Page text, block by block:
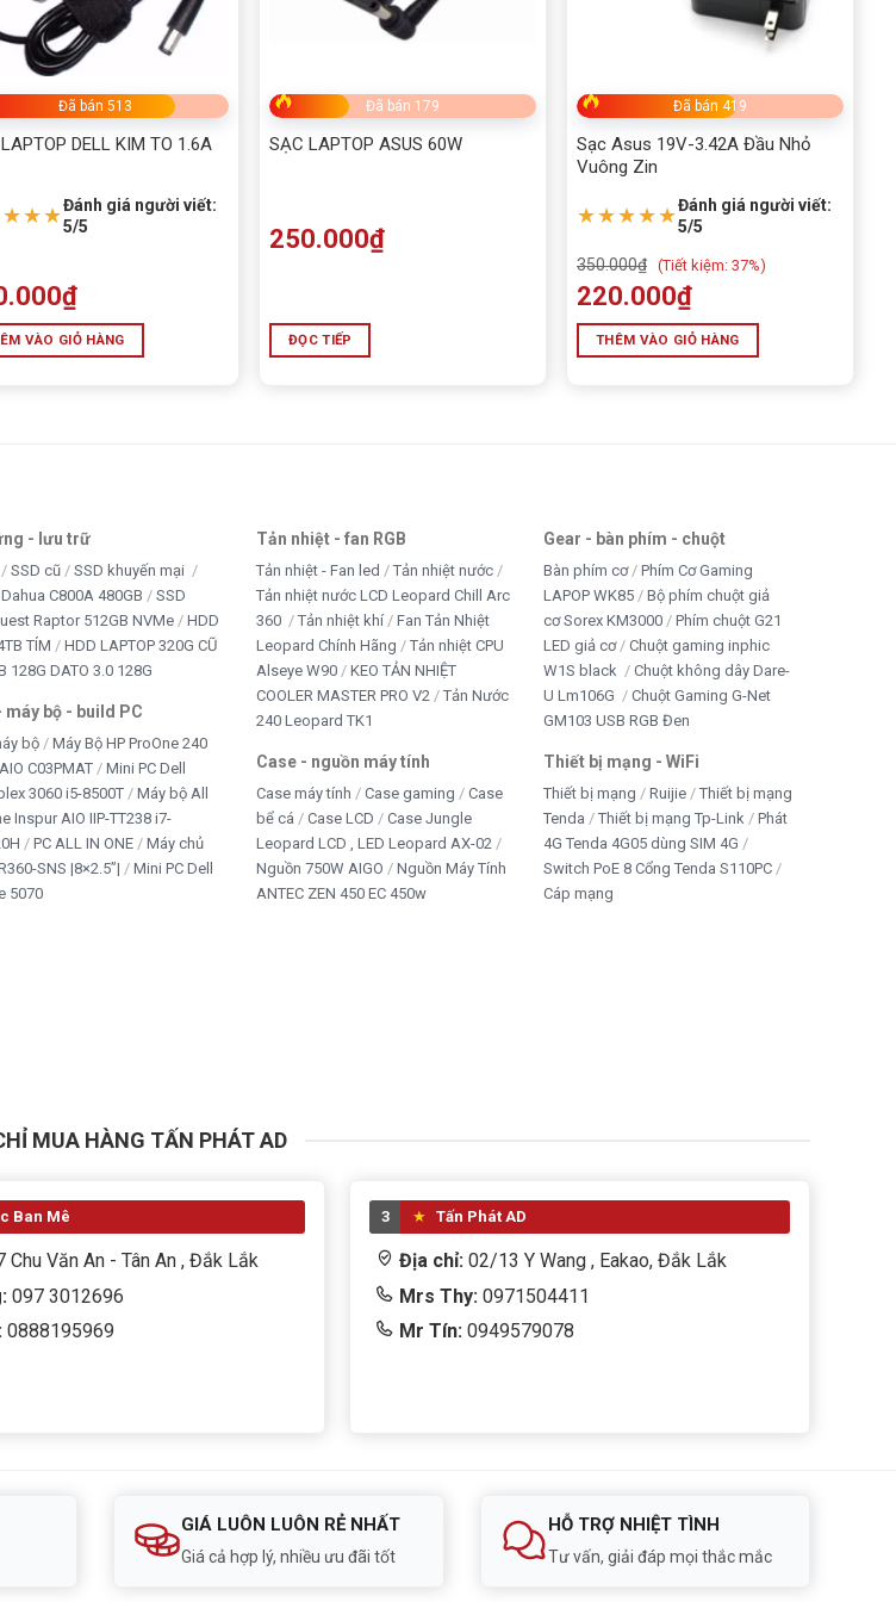
Đã bán 513
DELL KIM TO 1.6A
Đánh giá người viết:
5/5
₫
VÀO GIỎ HÀNG
Đã bán 179
SẠC LAPTOP ASUS 60W
250.000₫
ĐỌC TIẾP
Đã bán 419
Sạc Asus 19V-3.42A Đầu Nhỏ
Vuông Zin
★★★★★Đánh giá người viết:
5/5
350.000₫ (Tiết kiệm: 37%)
220.000₫
THÊM VÀO GIỎ HÀNG
- lưu trữ
SSD cũ
SSD khuyến mại
C800A 480GB
SSD
Raptor 512GB NVMe
HDD
TÍM
HDD LAPTOP 320G CŨ
128G DATO 3.0 128G
máy bộ - build PC
bộ
Máy Bộ HP ProOne 240
C03PMAT
Mini PC Dell
3060 i5-8500T
Máy bộ All
Inspur AIO IIP-TT238 i7-
PC ALL IN ONE Máy chủ
SNS |8×2.5”|
Mini PC Dell
5070
Tản nhiệt - fan RGB
Tản nhiệt - Fan led
Tản nhiệt nước
Tản nhiệt nước LCD Leopard Chill Arc
360
Tản nhiệt khí
Fan Tản Nhiệt
Leopard Chính Hãng
Tản nhiệt CPU
Alseye W90
KEO TẢN NHIỆT
COOLER MASTER PRO V2
Tản Nước
240 Leopard TK1
Case - nguồn máy tính
Case máy tính Case gaming
Case
bể cá
Case LCD
Case Jungle
Leopard LCD , LED Leopard AX-02
Nguồn 750W AIGO
Nguồn Máy Tính
ANTEC ZEN 450 EC 450w
Gear - bàn phím - chuột
Bàn phím cơ
Phím Cơ Gaming
LAPOP WK85
Bộ phím chuột giả
cơ Sorex KM3000
Phím chuột G21
LED giả cơ
Chuột gaming inphic
W1S black
Chuột không dây Dare-
U Lm106G
Chuột Gaming G-Net
GM103 USB RGB Đen
Thiết bị mạng - WiFi
Thiết bị mạng Ruijie
Thiết bị mạng
Tenda
Thiết bị mạng Tp-Link
Phát
4G Tenda 4G05 dùng SIM 4G
Switch PoE 8 Cổng Tenda S110PC
Cáp mạng
MUA HÀNG TẤN PHÁT AD
Ban Mê
Chu Văn An - Tân An , Đắk Lắk
097 3012696
0888195969
3 Tấn Phát AD
Địa chỉ:02/13 Y Wang , Eakao, Đắk Lắk
Mrs Thy: 0971504411
Mr Tín: 0949579078
GIÁ LUÔN LUÔN RẺ NHẤT
Giá cả hợp lý, nhiều ưu đãi tốt
HỖ TRỢ NHIỆT TÌNH
Tư vấn, giải đáp mọi thắc mắc